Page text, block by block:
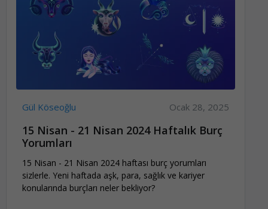
Gül Köseoğlu Ocak 28, 2025
15 Nisan - 21 Nisan 2024 Haftalık Burç
Yorumları
15 Nisan - 21 Nisan 2024 haftası burç yorumları
sizlerle. Yeni haftada aşk, para, sağlık ve kariyer
konularında burçları neler bekliyor?